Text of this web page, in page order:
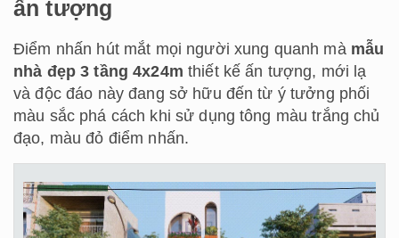
ấn tượng
Điểm nhấn hút mắt mọi người xung quanh mà mẫu
nhà đẹp 3 tầng 4x24m thiết kế ấn tượng, mới lạ
và độc đáo này đang sở hữu đến từ ý tưởng phối
màu sắc phá cách khi sử dụng tông màu trắng chủ
đạo, màu đỏ điểm nhấn.